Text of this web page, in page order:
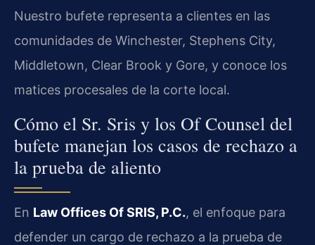
Nuestro bufete representa a clientes en las
comunidades de Winchester, Stephens City,
Middletown, Clear Brook y Gore, y conoce los
matices procesales de la corte local.
Cómo el Sr. Sris y los Of Counsel del
bufete manejan los casos de rechazo a
la prueba de aliento
En Law Offices Of SRIS, P.C., el enfoque para
defender un cargo de rechazo a la prueba de